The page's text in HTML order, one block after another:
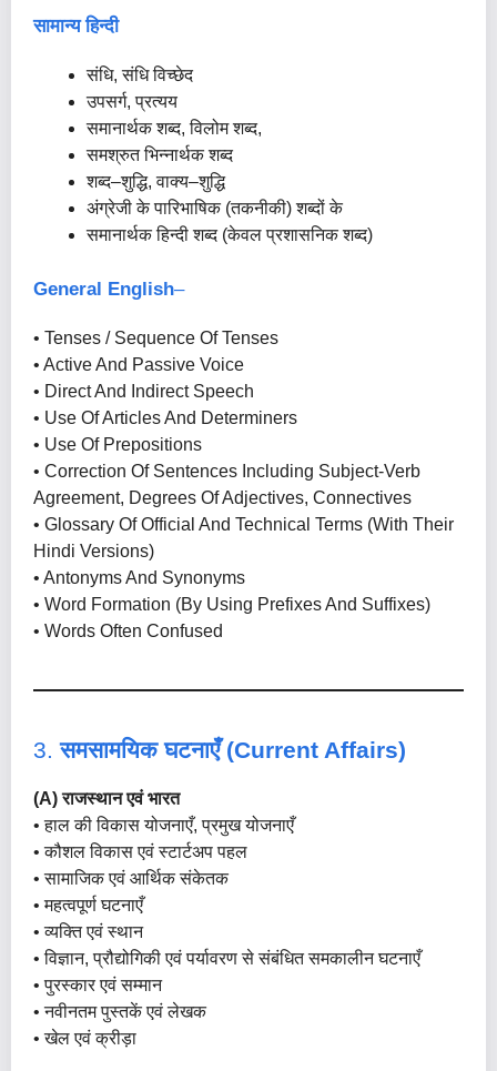
सामान्य हिन्दी
संधि, संधि विच्छेद
उपसर्ग, प्रत्यय
समानार्थक शब्द, विलोम शब्द,
समश्रुत भिन्नार्थक शब्द
शब्द–शुद्धि, वाक्य–शुद्धि
अंग्रेजी के पारिभाषिक (तकनीकी) शब्दों के
समानार्थक हिन्दी शब्द (केवल प्रशासनिक शब्द)
General English–
• Tenses / Sequence Of Tenses
• Active And Passive Voice
• Direct And Indirect Speech
• Use Of Articles And Determiners
• Use Of Prepositions
• Correction Of Sentences Including Subject-Verb
Agreement, Degrees Of Adjectives, Connectives
• Glossary Of Official And Technical Terms (with Their
Hindi Versions)
• Antonyms And Synonyms
• Word Formation (by Using Prefixes And Suffixes)
• Words Often Confused
3.समसामयिक घटनाएँ (Current Affairs)
(A) राजस्थान एवं भारत
• हाल की विकास योजनाएँ, प्रमुख योजनाएँ
• कौशल विकास एवं स्टार्टअप पहल
• सामाजिक एवं आर्थिक संकेतक
• महत्वपूर्ण घटनाएँ
• व्यक्ति एवं स्थान
• विज्ञान, प्रौद्योगिकी एवं पर्यावरण से संबंधित समकालीन घटनाएँ
• पुरस्कार एवं सम्मान
• नवीनतम पुस्तकें एवं लेखक
• खेल एवं क्रीड़ा